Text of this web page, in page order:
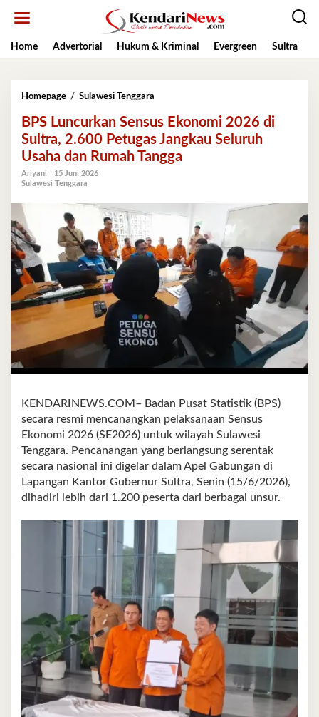
Home
Advertorial Hukum & Kriminal Evergreen Sultra
Homepage / Sulawesi Tenggara
Sensus
Ekonomi
2026
di
Usaha
dan
Rumah
Tangga
BPS Luncurkan Sensus Ekonomi 2026 di
Sultra, 2.600 Petugas Jangkau Seluruh
Usaha dan Rumah Tangga
Ariyani
15 Juni 2026
Sulawesi Tenggara
KENDARINEWS.COM– Badan Pusat Statistik (BPS)
secara resmi mencanangkan pelaksanaan Sensus
Ekonomi 2026 (SE2026) untuk wilayah Sulawesi
Tenggara. Pencanangan yang berlangsung serentak
secara nasional ini digelar dalam Apel Gabungan di
Lapangan Kantor Gubernur Sultra, Senin (15/6/2026),
dihadiri lebih dari 1.200 peserta dari berbagai unsur.